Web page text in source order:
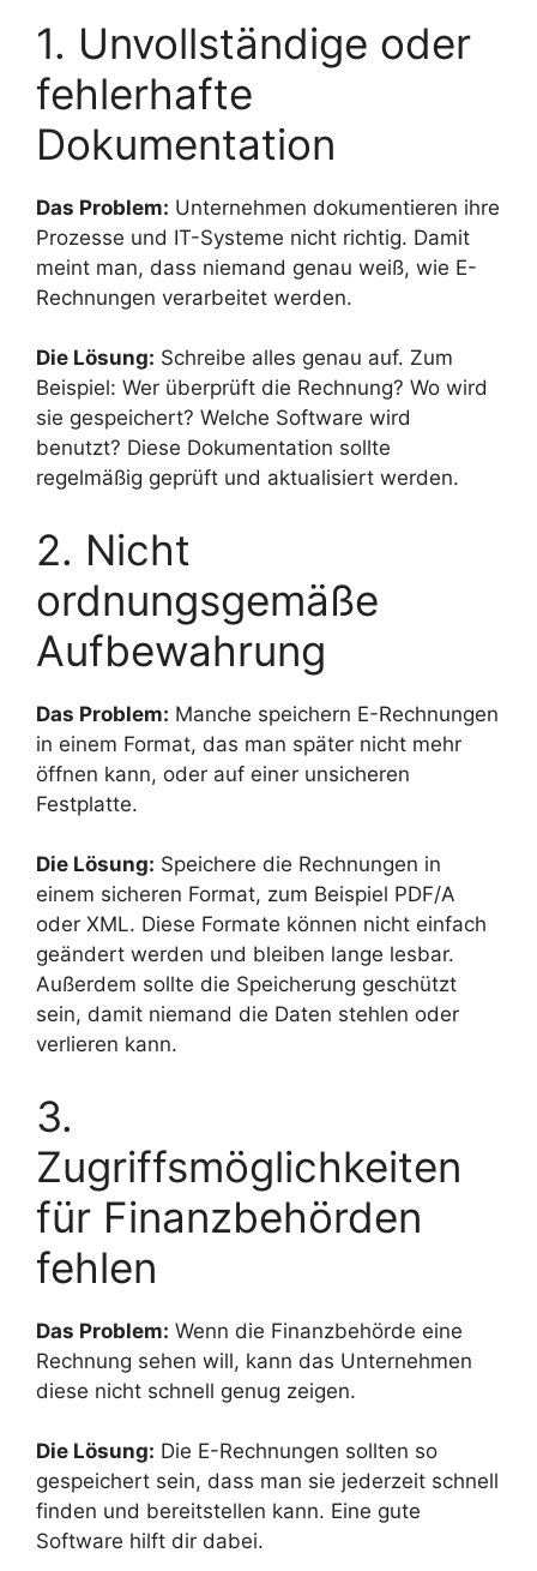
1. Unvollständige oder
fehlerhafte
Dokumentation
Das Problem: Unternehmen dokumentieren ihre
Prozesse und IT-Systeme nicht richtig. Damit
meint man, dass niemand genau weiß, wie E-
Rechnungen verarbeitet werden.
Die Lösung: Schreibe alles genau auf. Zum
Beispiel: Wer überprüft die Rechnung? Wo wird
sie gespeichert? Welche Software wird
benutzt? Diese Dokumentation sollte
regelmäßig geprüft und aktualisiert werden.
2. Nicht
ordnungsgemäße
Aufbewahrung
Das Problem: Manche speichern E-Rechnungen
in einem Format, das man später nicht mehr
öffnen kann, oder auf einer unsicheren
Festplatte.
Die Lösung: Speichere die Rechnungen in
einem sicheren Format, zum Beispiel PDF/A
oder XML. Diese Formate können nicht einfach
geändert werden und bleiben lange lesbar.
Außerdem sollte die Speicherung geschützt
sein, damit niemand die Daten stehlen oder
verlieren kann.
3.
Zugriffsmöglichkeiten
für Finanzbehörden
fehlen
Das Problem: Wenn die Finanzbehörde eine
Rechnung sehen will, kann das Unternehmen
diese nicht schnell genug zeigen.
Die Lösung: Die E-Rechnungen sollten so
gespeichert sein, dass man sie jederzeit schnell
finden und bereitstellen kann. Eine gute
Software hilft dir dabei.